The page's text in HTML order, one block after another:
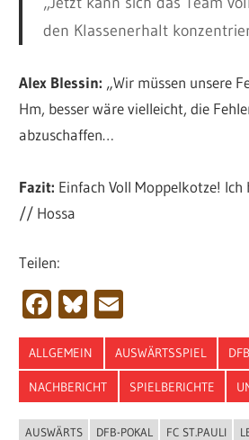
den Klassenerhalt
Alex Blessin: „Wir müssen unsere
Hm, besser wäre vielleicht, die
abzuschaffen…
Fazit: Einfach Voll Moppelkotze! Ich
// Hossa
Teilen:
Facebook
Bluesky
ALLGEMEIN AUSWÄRTSSPIEL
NACHBERICHT SPIELBERICHTE
AUSWÄRTS DFB-POKAL FC ST.PAULI